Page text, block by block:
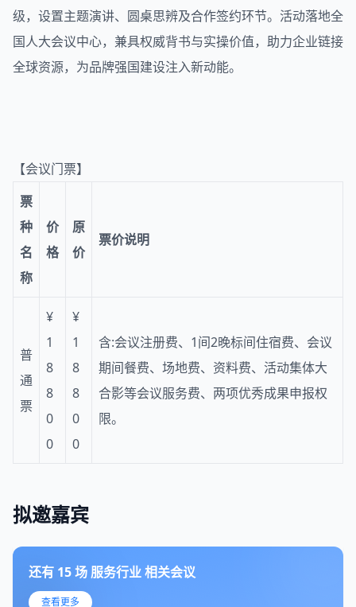
级，设置主题演讲、圆桌思辨及合作签约环节。活动落地全
国人大会议中心，兼具权威背书与实操价值，助力企业链接
全球资源，为品牌强国建设注入新动能。
【会议门票】
票
种
名
称
价
格
原
价
票价说明
普
通
票
¥
1
8
8
0
0
¥
1
8
8
0
0
含:会议注册费、1间2晚标间住宿费、会议
期间餐费、场地费、资料费、活动集体大
合影等会议服务费、两项优秀成果申报权
限。
拟邀嘉宾
还有 15场 服务行业相关会议
查看更多